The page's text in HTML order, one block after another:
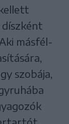
másfél-
szobája,